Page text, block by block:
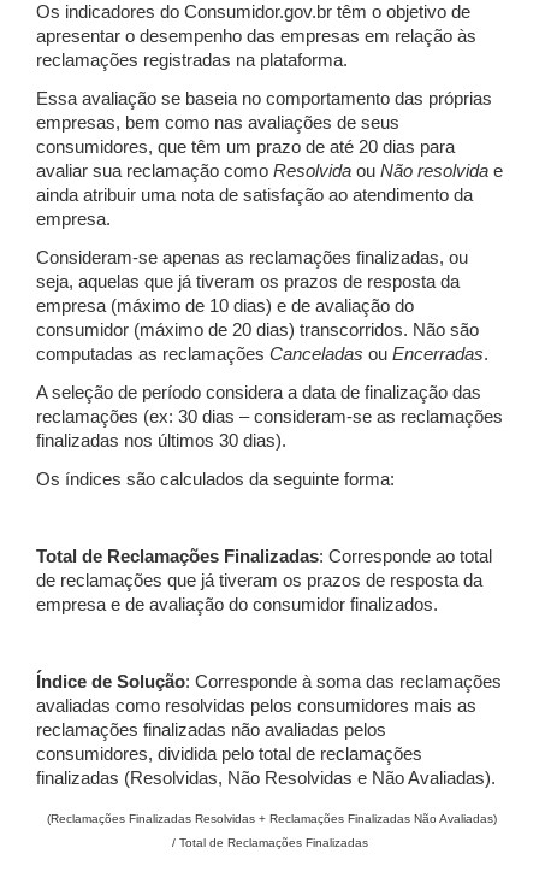
Os indicadores do Consumidor.gov.br têm o objetivo de
apresentar o desempenho das empresas em relação às
reclamações registradas na plataforma.
Essa avaliação se baseia no comportamento das próprias
empresas, bem como nas avaliações de seus
consumidores, que têm um prazo de até 20 dias para
avaliar sua reclamação como Resolvida ou Não resolvida e
ainda atribuir uma nota de satisfação ao atendimento da
empresa.
Consideram-se apenas as reclamações finalizadas, ou
seja, aquelas que já tiveram os prazos de resposta da
empresa (máximo de 10 dias) e de avaliação do
consumidor (máximo de 20 dias) transcorridos. Não são
computadas as reclamações Canceladas ou Encerradas.
A seleção de período considera a data de finalização das
reclamações (ex: 30 dias – consideram-se as reclamações
finalizadas nos últimos 30 dias).
Os índices são calculados da seguinte forma:
Total de Reclamações Finalizadas: Corresponde ao total
de reclamações que já tiveram os prazos de resposta da
empresa e de avaliação do consumidor finalizados.
Índice de Solução: Corresponde à soma das reclamações
avaliadas como resolvidas pelos consumidores mais as
reclamações finalizadas não avaliadas pelos
consumidores, dividida pelo total de reclamações
finalizadas (Resolvidas, Não Resolvidas e Não Avaliadas).
(Reclamações Finalizadas Resolvidas + Reclamações Finalizadas Não Avaliadas)
/ Total de Reclamações Finalizadas